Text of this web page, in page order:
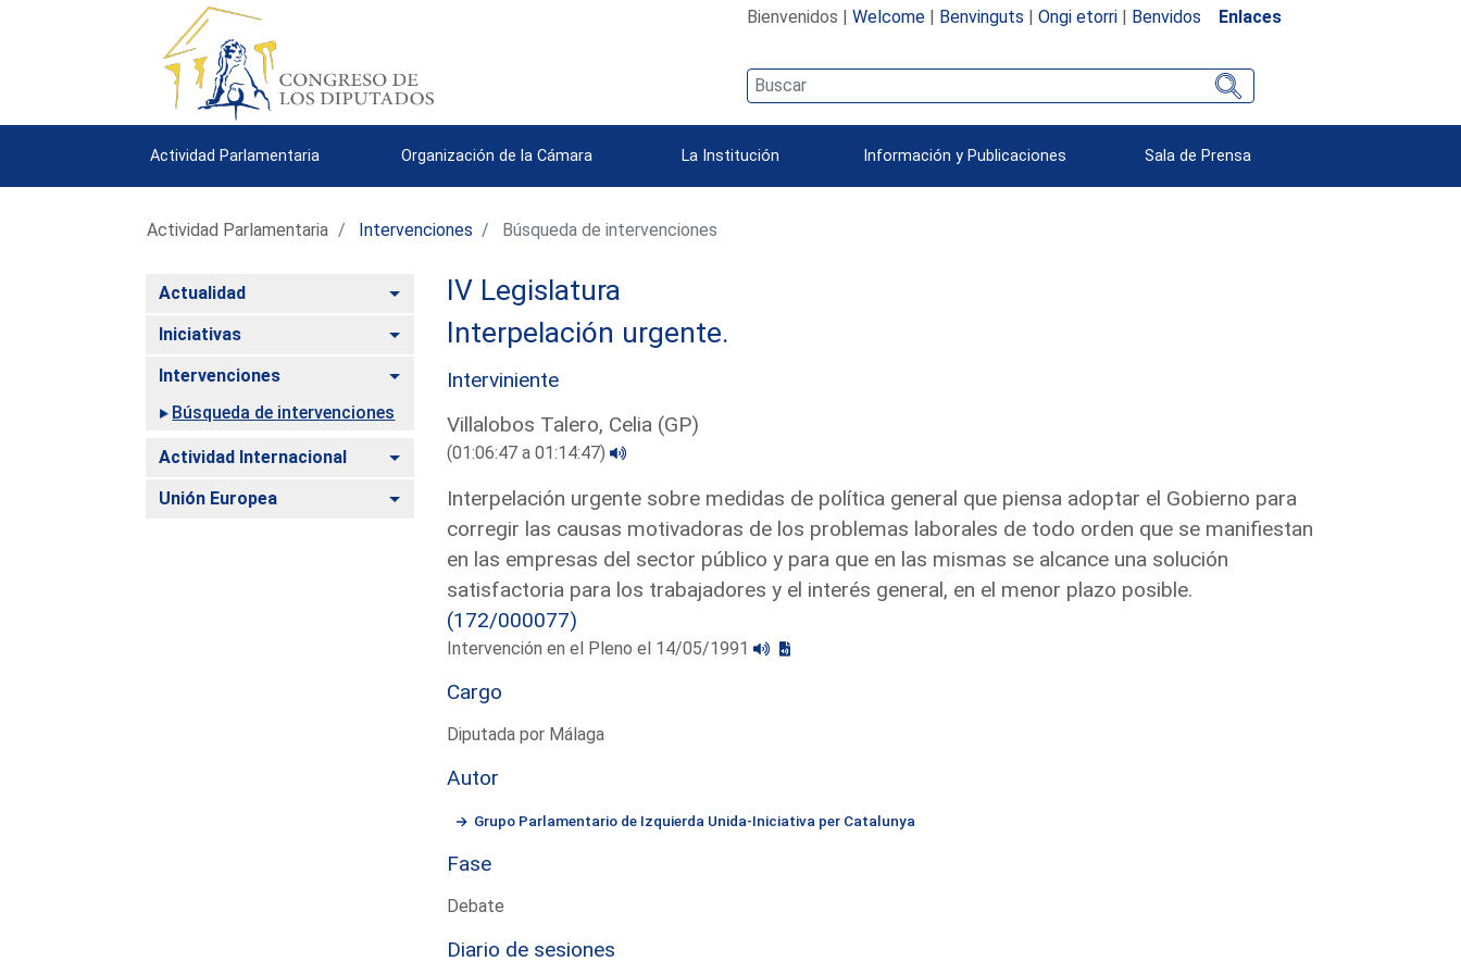
Bienvenidos | Welcome| Benvinguts | Ongi etorri| Benvidos Enlaces
Actividad Parlamentaria Organización de la Cámara La Institución Información y Publicaciones Sala de Prensa
Actividad Parlamentaria Intervenciones Búsqueda de intervenciones
Actualidad Alternar
Iniciativas Alternar
Intervenciones
Alternar
Búsqueda de intervenciones
Actividad Internacional Alternar
Unión Europea Alternar
IV Legislatura
Interpelación urgente.
Interviniente
Villalobos Talero, Celia (GP)
(01:06:47 a 01:14:47)
Interpelación urgente sobre medidas de política general que piensa adoptar el Gobierno para
corregir las causas motivadoras de los problemas laborales de todo orden que se manifiestan
en las empresas del sector público y para que en las mismas se alcance una solución
satisfactoria para los trabajadores y el interés general, en el menor plazo posible.
(172/000077)
Intervención en el Pleno el 14/05/1991
Cargo
Diputada por Málaga
Autor
Grupo Parlamentario de Izquierda Unida-Iniciativa per Catalunya
Fase
Debate
Diario de sesiones